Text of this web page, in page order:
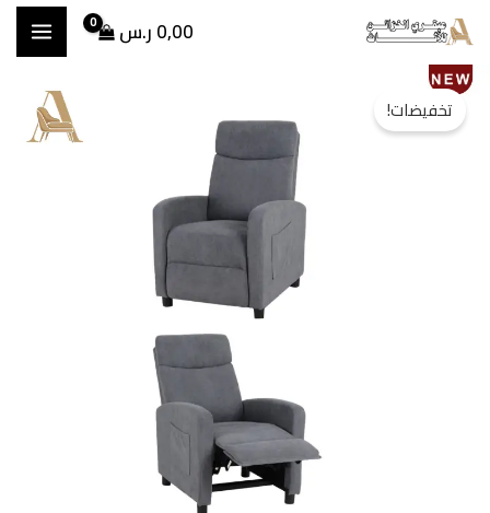
تخطي
إلى
المحتوى
0,00ر.س
تخفيضات!
الأصلي
هو:
850,00 ر.س.
هو:
563,00 ر.س.
كمية
كرسي